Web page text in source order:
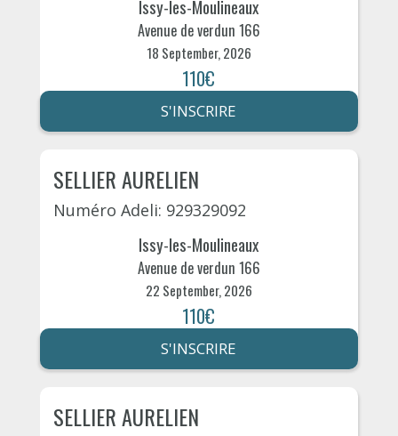
Issy-les-Moulineaux
Avenue de verdun 166
18 September, 2026
110€
S'INSCRIRE
SELLIER AURELIEN
Numéro Adeli: 929329092
Issy-les-Moulineaux
Avenue de verdun 166
22 September, 2026
110€
S'INSCRIRE
SELLIER AURELIEN